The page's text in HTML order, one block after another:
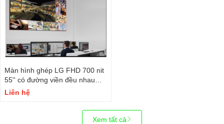
Màn hình ghép LG FHD 700 nit
55'' có đường viền đều nhau
0,44mm
Liên hệ
Xem tất cả